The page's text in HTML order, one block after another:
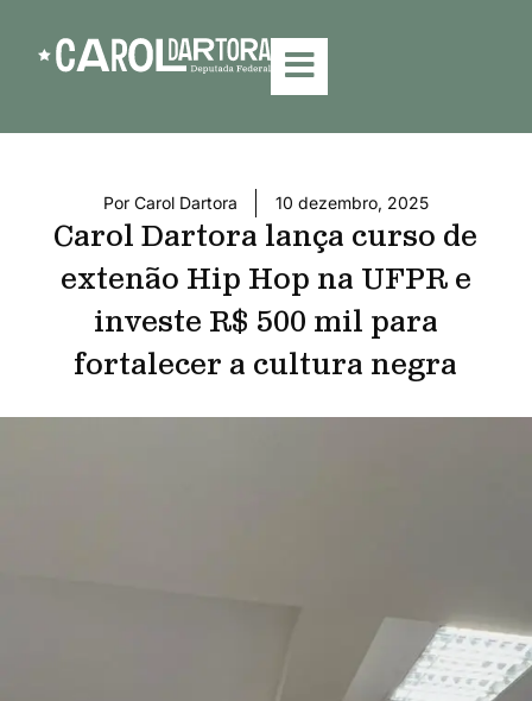
PorCarol Dartora 10 dezembro, 2025
Carol Dartora lança curso de
extenão Hip Hop na UFPR e
investe R$ 500 mil para
fortalecer a cultura negra